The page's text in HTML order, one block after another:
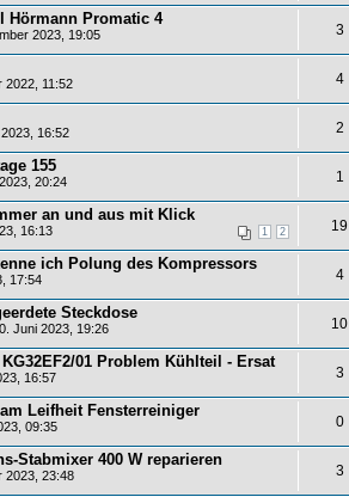
Hörmann Promatic 4
2023, 19:05 3
2022, 11:52 4
16:52 2
155
20:24 1
an und aus mit Klick
1 2
16:13 19
ich Polung des Kompressors
17:54 4
Steckdose
Juni 2023, 19:26 10
01 Problem Kühlteil - Ersat
16:57 3
Leifheit Fensterreiniger
09:35 0
Stabmixer 400 W reparieren
2023, 23:48 3